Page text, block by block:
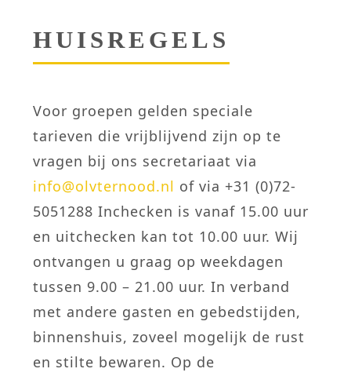
HUISREGELS
Voor groepen gelden speciale
tarieven die vrijblijvend zijn op te
vragen bij ons secretariaat via
info@olvternood.nl of via +31 (0)72-
5051288 Inchecken is vanaf 15.00 uur
en uitchecken kan tot 10.00 uur. Wij
ontvangen u graag op weekdagen
tussen 9.00 – 21.00 uur. In verband
met andere gasten en gebedstijden,
binnenshuis, zoveel mogelijk de rust
en stilte bewaren. Op de